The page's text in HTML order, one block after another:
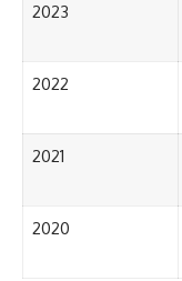
2023
2022
2021
2020